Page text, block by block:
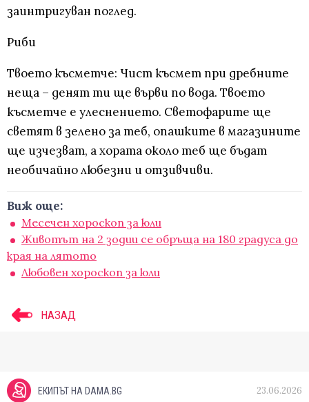
заинтригуван поглед.
Риби
Твоето късметче: Чист късмет при дребните
неща – денят ти ще върви по вода. Твоето
късметче е улеснението. Светофарите ще
светят в зелено за теб, опашките в магазините
ще изчезват, а хората около теб ще бъдат
необичайно любезни и отзивчиви.
Виж още:
Месечен хороскоп за юли
Животът на 2 зодии се обръща на 180 градуса до
края на лятото
Любовен хороскоп за юли
НАЗАД
ЕКИПЪТ НА DAMA.BG 23.06.2026